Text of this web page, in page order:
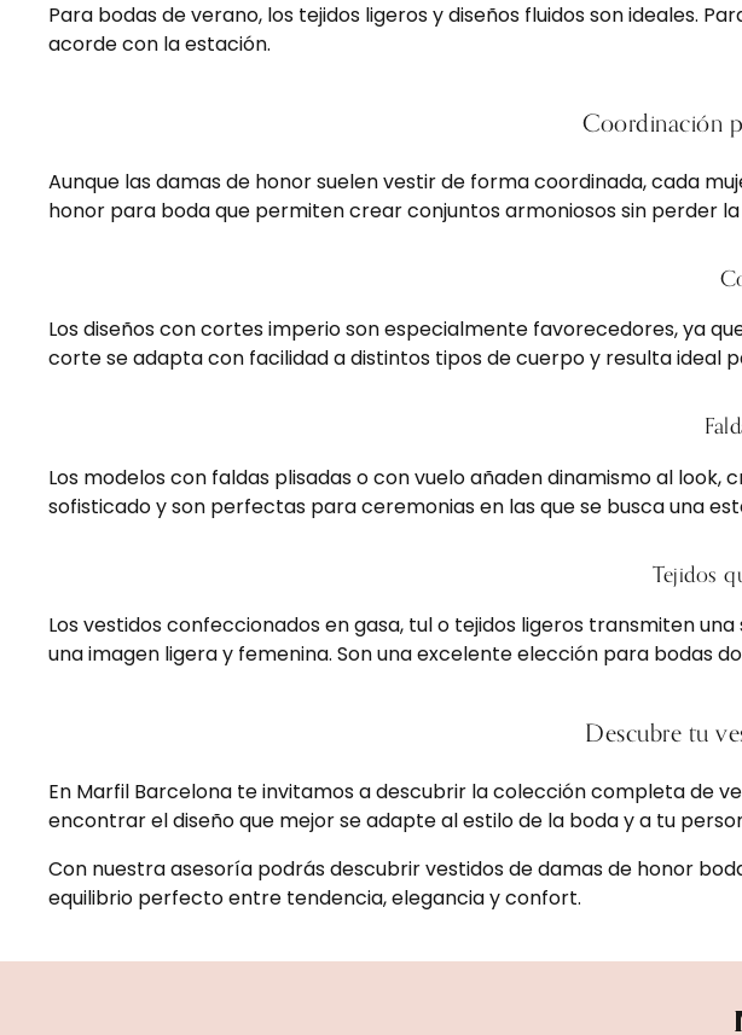
Para bodas de verano, los tejidos ligeros y diseños fluidos son ideales.
acorde con la estación.
Coordinación
Aunque las damas de honor suelen vestir de forma coordinada, cada
honor para boda que permiten crear conjuntos armoniosos sin perder la
Los diseños con cortes imperio son especialmente favorecedores, ya
corte se adapta con facilidad a distintos tipos de cuerpo y resulta
Los modelos con faldas plisadas o con vuelo añaden dinamismo al
sofisticado y son perfectas para ceremonias en las que se busca una
Tejidos
Los vestidos confeccionados en gasa, tul o tejidos ligeros transmiten
una imagen ligera y femenina. Son una excelente elección para bodas
Descubre tu
En Marfil Barcelona te invitamos a descubrir la colección completa de
encontrar el diseño que mejor se adapte al estilo de la boda y a tu
Con nuestra asesoría podrás descubrir vestidos de damas de honor
equilibrio perfecto entre tendencia, elegancia y confort.